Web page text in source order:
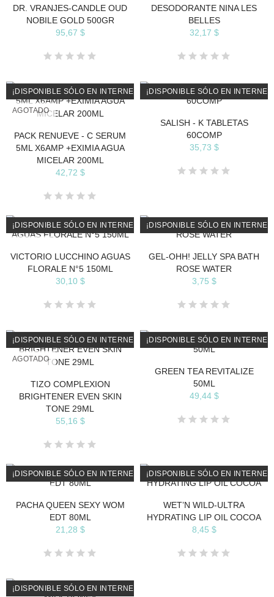
DR. VRANJES-CANDLE OUD
NOBILE GOLD 500GR
95,67 $
DESODORANTE NINA LES
BELLES
32,17 $
¡DISPONIBLE SÓLO EN INTERNET!
AGOTADO
PACK RENUEVE - C SERUM
5ML X6AMP +EXIMIA AGUA
MICELAR 200ML
42,72 $
¡DISPONIBLE SÓLO EN INTERNET!
SALISH - K TABLETAS
60COMP
35,73 $
¡DISPONIBLE SÓLO EN INTERNET!
VICTORIO LUCCHINO AGUAS
FLORALE N°5 150ML
30,10 $
¡DISPONIBLE SÓLO EN INTERNET!
GEL-OHH! JELLY SPA BATH
ROSE WATER
3,75 $
¡DISPONIBLE SÓLO EN INTERNET!
AGOTADO
TIZO COMPLEXION
BRIGHTENER EVEN SKIN
TONE 29ML
55,16 $
¡DISPONIBLE SÓLO EN INTERNET!
GREEN TEA REVITALIZE
50ML
49,44 $
¡DISPONIBLE SÓLO EN INTERNET!
PACHA QUEEN SEXY WOM
EDT 80ML
21,28 $
¡DISPONIBLE SÓLO EN INTERNET!
WET’N WILD-ULTRA
HYDRATING LIP OIL COCOA
8,45 $
¡DISPONIBLE SÓLO EN INTERNET!